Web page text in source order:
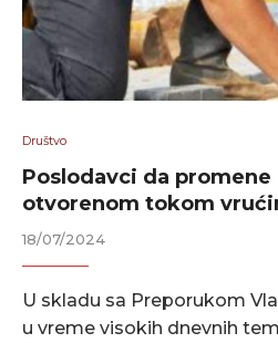
Društvo
Poslodavci da promene
otvorenom tokom
18/07/2024
U skladu sa Preporukom
u vreme visokih dnevnih